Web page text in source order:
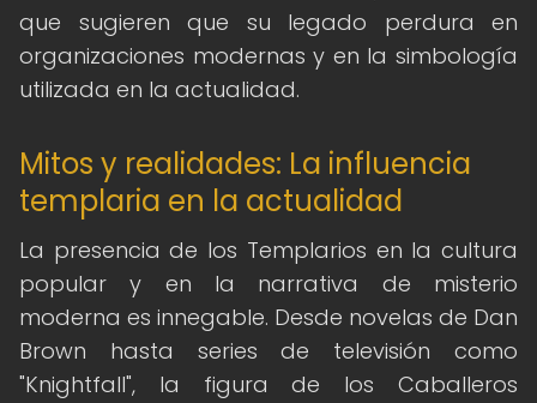
que sugieren que su legado perdura en
organizaciones modernas y en la simbología
utilizada en la actualidad.
Mitos y realidades: La influencia
templaria en la actualidad
La presencia de los Templarios en la cultura
popular y en la narrativa de misterio
moderna es innegable. Desde novelas de Dan
Brown hasta series de televisión como
"Knightfall", la figura de los Caballeros